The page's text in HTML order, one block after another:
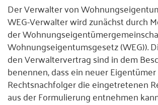
Der Verwalter von
WEG-Verwalter wird zunächst durch
der
Wohnungseigentumsgesetz (WEG)).
den Verwaltervertrag sind in dem
benennen, dass ein neuer
Rechtsnachfolger die eingetretenen
aus der Formulierung entnehmen